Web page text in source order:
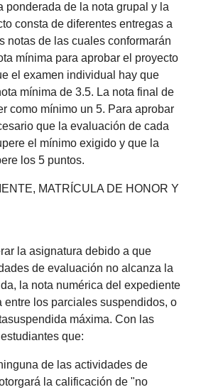
ponderada de la nota grupal y la
consta de diferentes entregas a
notas de las cuales conformarán
mínima para aprobar el proyecto
el examen individual hay que
mínima de 3.5. La nota final de
como mínimo un 5. Para aprobar
que la evaluación de cada
el mínimo exigido y que la
los 5 puntos.
MATRÍCULA DE HONOR Y
la asignatura debido a que
de evaluación no alcanza la
la nota numérica del expediente
entre los parciales suspendidos, o
máxima. Con las
que:
de las actividades de
la calificación de "no